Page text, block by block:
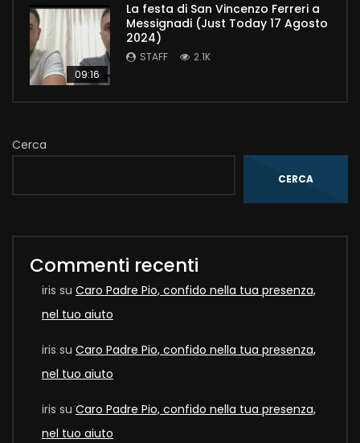
09:16
La festa di San Vincenzo Ferreri a
Messignadi (Just Today 17 Agosto
2024)
STAFF 2.1K
Cerca
CERCA
Commenti recenti
iris su Caro Padre Pio, confido nella tua presenza,
nel tuo aiuto
iris su Caro Padre Pio, confido nella tua presenza,
nel tuo aiuto
iris su Caro Padre Pio, confido nella tua presenza,
nel tuo aiuto